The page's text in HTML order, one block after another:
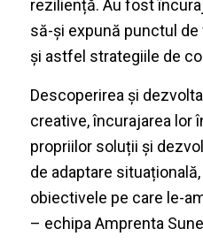
reziliență. Au fost
să-și expună punctul
și astfel strategiile de
Descoperirea și
creative, încurajarea lor
propriilor soluții și
de adaptare
obiectivele pe care le-
– echipa Amprenta